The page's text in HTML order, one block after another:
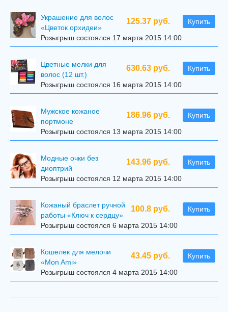
125.37 руб. Купить
Украшение для волос
«Цветок орхидеи»
Розыгрыш состоялся 17 марта 2015 14:00
630.63 руб. Купить
Цветные мелки для
волос (12 шт.)
Розыгрыш состоялся 16 марта 2015 14:00
186.96 руб. Купить
Мужское кожаное
портмоне
Розыгрыш состоялся 13 марта 2015 14:00
143.96 руб. Купить
Модные очки без
диоптрий
Розыгрыш состоялся 12 марта 2015 14:00
100.8 руб. Купить
Кожаный браслет ручной
работы «Ключ к сердцу»
Розыгрыш состоялся 6 марта 2015 14:00
43.45 руб. Купить
Кошелек для мелочи
«Mon Ami»
Розыгрыш состоялся 4 марта 2015 14:00